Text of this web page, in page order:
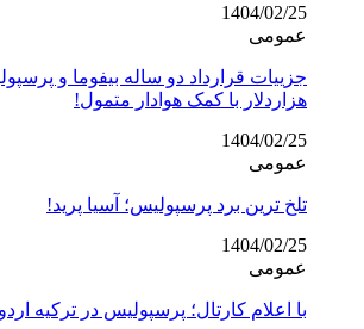
1404/02/25
عمومی
هزاردلار با کمک هوادار متمول!
1404/02/25
عمومی
تلخ ترین برد پرسپولیس؛ آسیا پرید!
1404/02/25
عمومی
با اعلام کارتال؛ پرسپولیس در ترکیه